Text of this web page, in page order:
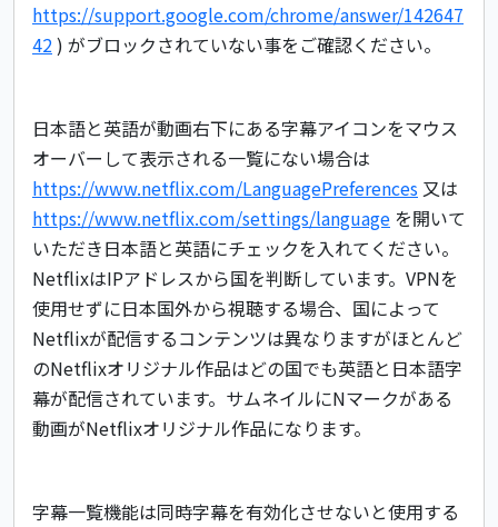
https://support.google.com/chrome/answer/142647
42) がブロックされていない事をご確認ください。
日本語と英語が動画右下にある字幕アイコンをマウス
オーバーして表示される一覧にない場合は
https://www.netflix.com/LanguagePreferences 又は
https://www.netflix.com/settings/language を開いて
いただき日本語と英語にチェックを入れてください。
NetflixはIPアドレスから国を判断しています。VPNを
使用せずに日本国外から視聴する場合、国によって
Netflixが配信するコンテンツは異なりますがほとんど
のNetflixオリジナル作品はどの国でも英語と日本語字
幕が配信されています。サムネイルにNマークがある
動画がNetflixオリジナル作品になります。
字幕一覧機能は同時字幕を有効化させないと使用する